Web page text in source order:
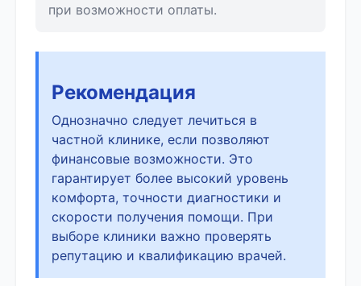
при возможности оплаты.
Рекомендация
Однозначно следует лечиться в
частной клинике, если позволяют
финансовые возможности. Это
гарантирует более высокий уровень
комфорта, точности диагностики и
скорости получения помощи. При
выборе клиники важно проверять
репутацию и квалификацию врачей.